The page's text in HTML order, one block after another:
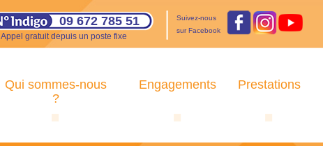
09 672 785 51
Appel gratuit depuis un poste fixe
Suivez-nous
sur Facebook
Qui sommes-nous
?
Engagements Prestations